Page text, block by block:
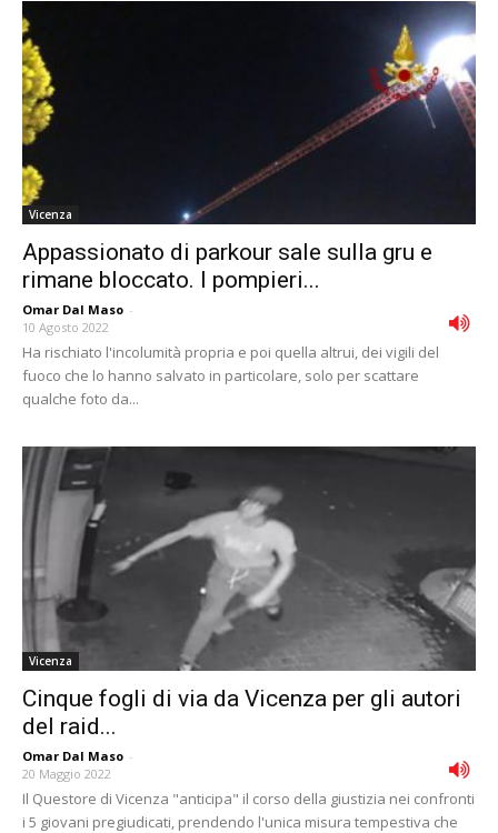
Vicenza
Appassionato di parkour sale sulla gru e
rimane bloccato. I pompieri...
Omar Dal Maso -
10 Agosto 2022
Ha rischiato l'incolumità propria e poi quella altrui, dei vigili del
fuoco che lo hanno salvato in particolare, solo per scattare
qualche foto da...
Vicenza
Cinque fogli di via da Vicenza per gli autori
del raid...
Omar Dal Maso -
20 Maggio 2022
Il Questore di Vicenza "anticipa" il corso della giustizia nei confronti
i 5 giovani pregiudicati, prendendo l'unica misura tempestiva che